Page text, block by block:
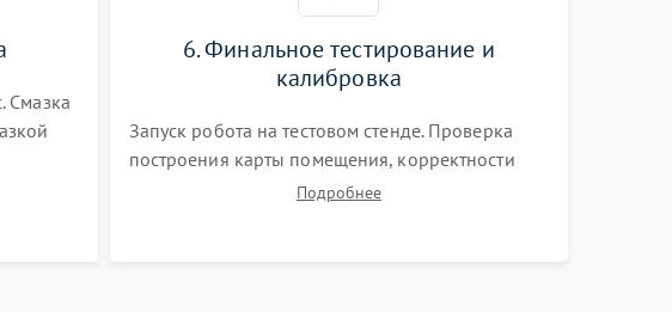
Смазка
6. Финальное тестирование и
калибровка
Запуск робота на тестовом стенде. Проверка
построения карты помещения, корректности
навигации и обхода препятствий. Оценка силы
Подробнее